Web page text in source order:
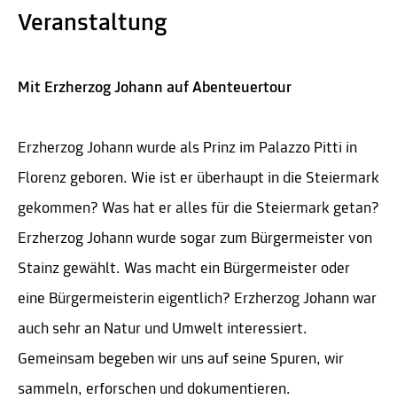
Veranstaltung
Mit Erzherzog Johann auf Abenteuertour
Erzherzog Johann wurde als Prinz im Palazzo Pitti in
Florenz geboren. Wie ist er überhaupt in die Steiermark
gekommen? Was hat er alles für die Steiermark getan?
Erzherzog Johann wurde sogar zum Bürgermeister von
Stainz gewählt. Was macht ein Bürgermeister oder
eine Bürgermeisterin eigentlich? Erzherzog Johann war
auch sehr an Natur und Umwelt interessiert.
Gemeinsam begeben wir uns auf seine Spuren, wir
sammeln, erforschen und dokumentieren.